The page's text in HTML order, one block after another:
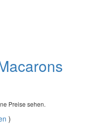
Preise sehen.
)